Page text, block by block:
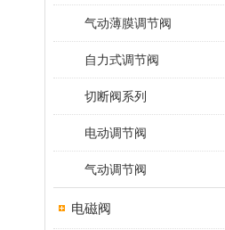
气动薄膜调节阀
自力式调节阀
切断阀系列
电动调节阀
气动调节阀
电磁阀